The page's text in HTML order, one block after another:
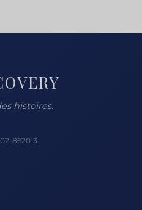
histoires.
862013